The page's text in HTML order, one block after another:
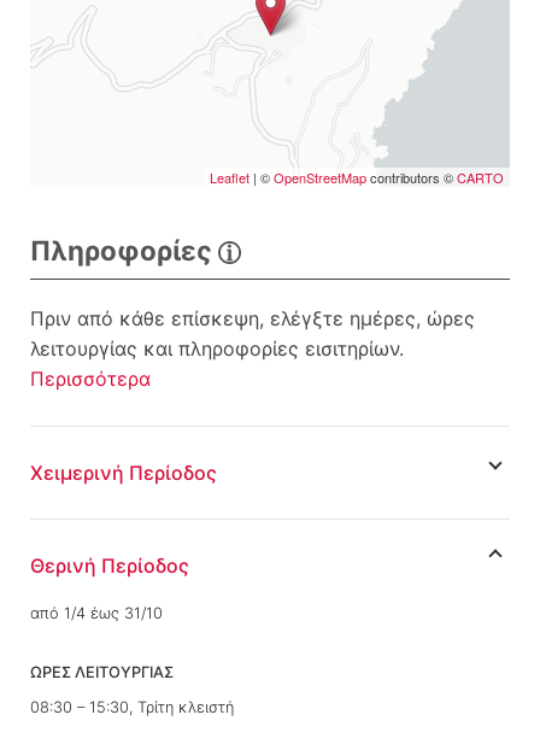
Leaflet | ©OpenStreetMapcontributors ©CARTO
Πληροφορίες
Πριν από κάθε επίσκεψη, ελέγξτε ημέρες, ώρες
λειτουργίας και πληροφορίες εισιτηρίων.
Περισσότερα
Χειμερινή Περίοδος
Θερινή Περίοδος
από 1/4 έως 31/10
ΩΡΕΣ ΛΕΙΤΟΥΡΓΙΑΣ
08:30 – 15:30, Τρίτη κλειστή